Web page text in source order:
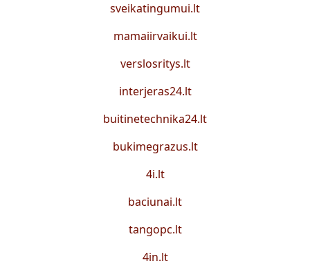
sveikatingumui.lt
mamaiirvaikui.lt
verslosritys.lt
interjeras24.lt
buitinetechnika24.lt
bukimegrazus.lt
4i.lt
baciunai.lt
tangopc.lt
4in.lt